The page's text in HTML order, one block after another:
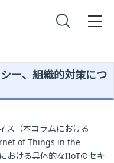
ー、組織的対策につ
ス（本コラムにおける
of Things in the
ける具体的なIIoTのセキ